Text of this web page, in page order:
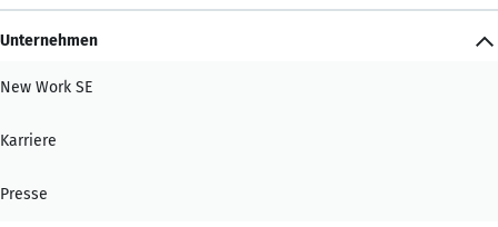
Unternehmen
New Work SE
Karriere
Presse